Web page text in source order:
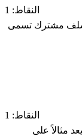
النقاط: 1
سلف مشترك تسمى
النقاط: 1
مثالاً على